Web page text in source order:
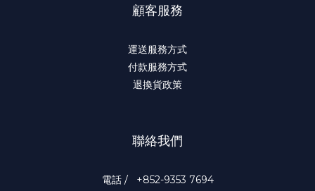
顧客服務
運送服務方式
付款服務方式
退換貨政策
聯絡我們
電話 / +852-9353 7694